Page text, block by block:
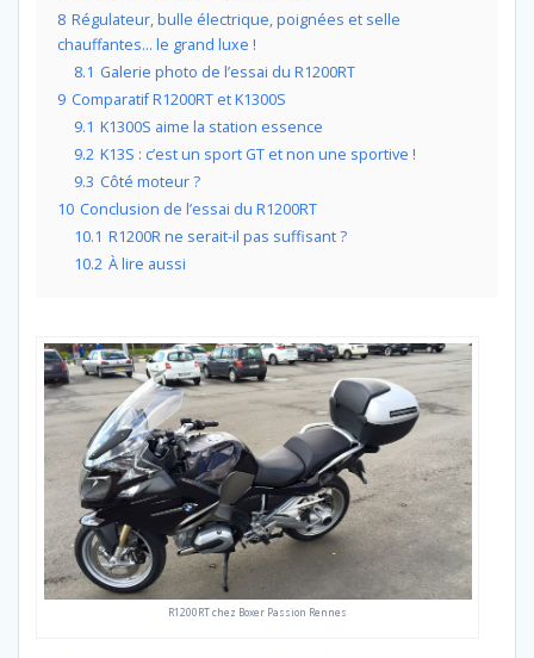
8 Régulateur, bulle électrique, poignées et selle
chauffantes… le grand luxe !
8.1 Galerie photo de l’essai du R1200RT
9 Comparatif R1200RT et K1300S
9.1 K1300S aime la station essence
9.2 K13S : c’est un sport GT et non une sportive !
9.3 Côté moteur ?
10 Conclusion de l’essai du R1200RT
10.1 R1200R ne serait-il pas suffisant ?
10.2 À lire aussi
R1200RT chez Boxer Passion Rennes